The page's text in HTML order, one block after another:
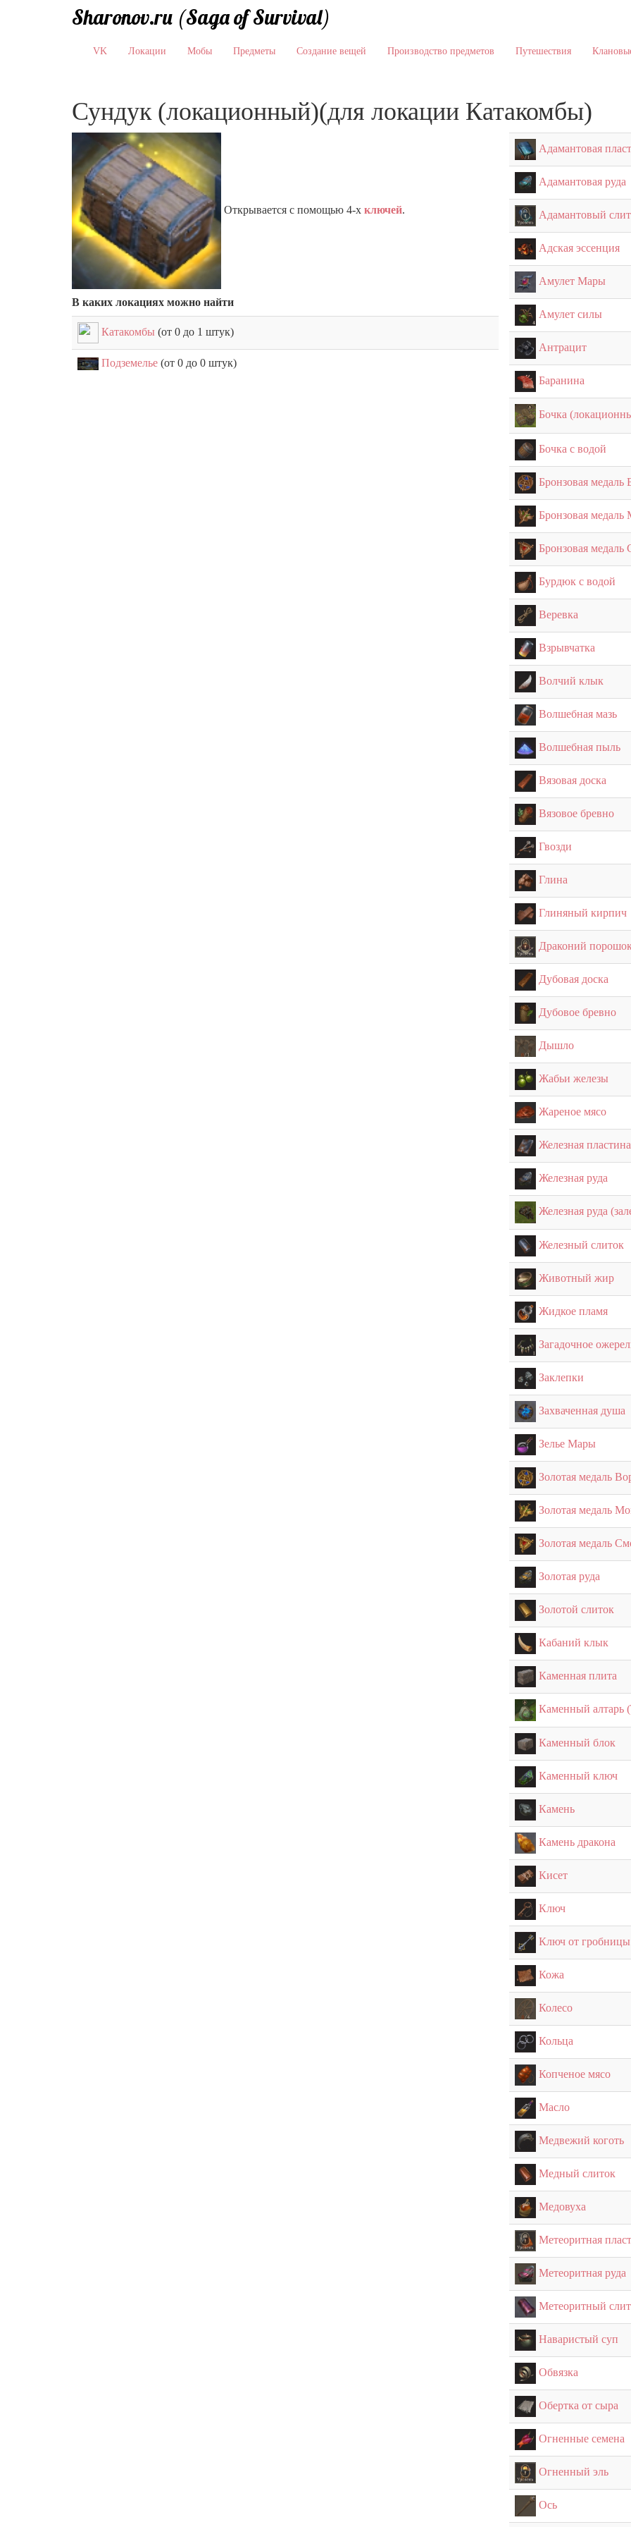
Sharonov.ru (Saga of Survival)
VK Локации Мобы Предметы Создание вещей Производство предметов Путешествия
Сундук (локационный)(для локации Катакомбы)
Открывается с помощью 4-х ключей.
В каких локациях можно найти
Катакомбы (от 0 до 1 штук)
Подземелье (от 0 до 0 штук)
Адамантовая
Адамантовая руда
Адамантовый
Адская эссенция
Амулет Мары
Амулет силы
Антрацит
Баранина
Бочка
Бочка с водой
Бронзовая медаль
Бронзовая
Бронзовая медаль
Бурдюк с водой
Веревка
Взрывчатка
Волчий клык
Волшебная мазь
Волшебная пыль
Вязовая доска
Вязовое бревно
Гвозди
Глина
Глиняный кирпич
Драконий
Дубовая доска
Дубовое бревно
Дышло
Жабьи железы
Жареное мясо
Железная пластина
Железная руда
Железная руда
Железный слиток
Животный жир
Жидкое пламя
Загадочное
Заклепки
Захваченная душа
Зелье Мары
Золотая медаль
Золотая медаль
Золотая медаль
Золотая руда
Золотой слиток
Кабаний клык
Каменная плита
Каменный алтарь
Каменный блок
Каменный ключ
Камень
Камень дракона
Кисет
Ключ
Ключ от гробницы
Кожа
Колесо
Кольца
Копченое мясо
Масло
Медвежий коготь
Медный слиток
Медовуха
Метеоритная
Метеоритная руда
Метеоритный
Наваристый суп
Обвязка
Обертка от сыра
Огненные семена
Огненный эль
Ось